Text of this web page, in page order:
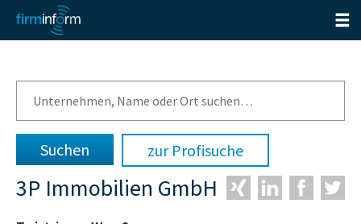
zur Profisuche
3P Immobilien GmbH